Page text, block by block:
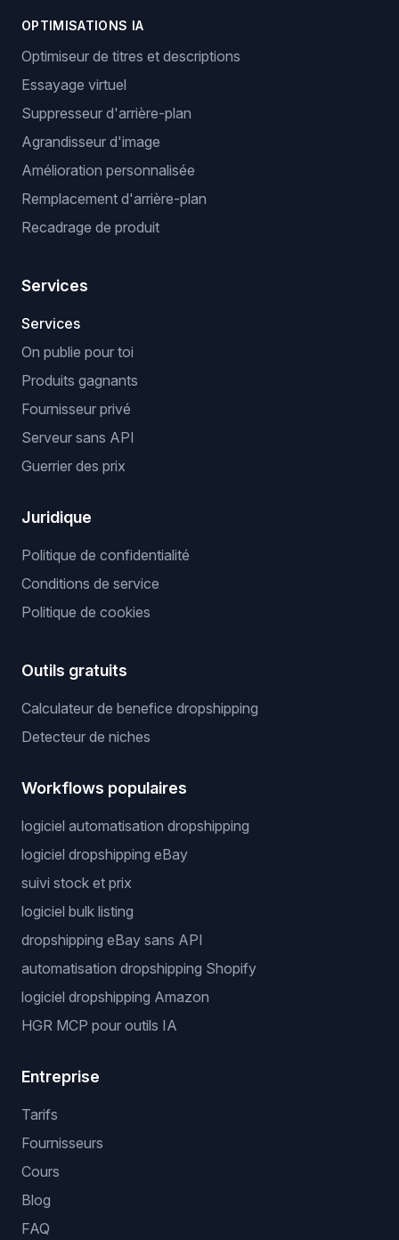
OPTIMISATIONS IA
Optimiseur de titres et descriptions
Essayage virtuel
Suppresseur d'arrière-plan
Agrandisseur d'image
Amélioration personnalisée
Remplacement d'arrière-plan
Recadrage de produit
Services
Services
On publie pour toi
Produits gagnants
Fournisseur privé
Serveur sans API
Guerrier des prix
Juridique
Politique de confidentialité
Conditions de service
Politique de cookies
Outils gratuits
Calculateur de benefice dropshipping
Detecteur de niches
Workflows populaires
logiciel automatisation dropshipping
logiciel dropshipping eBay
suivi stock et prix
logiciel bulk listing
dropshipping eBay sans API
automatisation dropshipping Shopify
logiciel dropshipping Amazon
HGR MCP pour outils IA
Entreprise
Tarifs
Fournisseurs
Cours
Blog
FAQ